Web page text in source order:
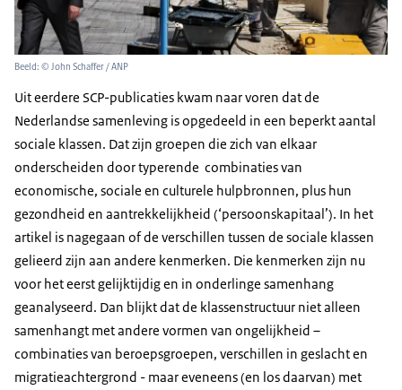
Beeld: © John Schaffer / ANP
Uit eerdere SCP-publicaties kwam naar voren dat de
Nederlandse samenleving is opgedeeld in een beperkt aantal
sociale klassen. Dat zijn groepen die zich van elkaar
onderscheiden door typerende combinaties van
economische, sociale en culturele hulpbronnen, plus hun
gezondheid en aantrekkelijkheid (‘persoonskapitaal’). In het
artikel is nagegaan of de verschillen tussen de sociale klassen
gelieerd zijn aan andere kenmerken. Die kenmerken zijn nu
voor het eerst gelijktijdig en in onderlinge samenhang
geanalyseerd. Dan blijkt dat de klassenstructuur niet alleen
samenhangt met andere vormen van ongelijkheid –
combinaties van beroepsgroepen, verschillen in geslacht en
migratieachtergrond - maar eveneens (en los daarvan) met